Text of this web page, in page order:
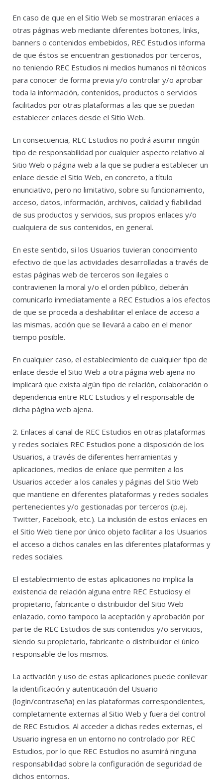
En caso de que en el Sitio Web se mostraran enlaces a
otras páginas web mediante diferentes botones, links,
banners o contenidos embebidos, REC Estudios informa
de que éstos se encuentran gestionados por terceros,
no teniendo REC Estudios ni medios humanos ni técnicos
para conocer de forma previa y/o controlar y/o aprobar
toda la información, contenidos, productos o servicios
facilitados por otras plataformas a las que se puedan
establecer enlaces desde el Sitio Web.
En consecuencia, REC Estudios no podrá asumir ningún
tipo de responsabilidad por cualquier aspecto relativo al
Sitio Web o página web a la que se pudiera establecer un
enlace desde el Sitio Web, en concreto, a título
enunciativo, pero no limitativo, sobre su funcionamiento,
acceso, datos, información, archivos, calidad y fiabilidad
de sus productos y servicios, sus propios enlaces y/o
cualquiera de sus contenidos, en general.
En este sentido, si los Usuarios tuvieran conocimiento
efectivo de que las actividades desarrolladas a través de
estas páginas web de terceros son ilegales o
contravienen la moral y/o el orden público, deberán
comunicarlo inmediatamente a REC Estudios a los efectos
de que se proceda a deshabilitar el enlace de acceso a
las mismas, acción que se llevará a cabo en el menor
tiempo posible.
En cualquier caso, el establecimiento de cualquier tipo de
enlace desde el Sitio Web a otra página web ajena no
implicará que exista algún tipo de relación, colaboración o
dependencia entre REC Estudios y el responsable de
dicha página web ajena.
2. Enlaces al canal de REC Estudios en otras plataformas
y redes sociales REC Estudios pone a disposición de los
Usuarios, a través de diferentes herramientas y
aplicaciones, medios de enlace que permiten a los
Usuarios acceder a los canales y páginas del Sitio Web
que mantiene en diferentes plataformas y redes sociales
pertenecientes y/o gestionadas por terceros (p.ej.
Twitter, Facebook, etc.). La inclusión de estos enlaces en
el Sitio Web tiene por único objeto facilitar a los Usuarios
el acceso a dichos canales en las diferentes plataformas y
redes sociales.
El establecimiento de estas aplicaciones no implica la
existencia de relación alguna entre REC Estudiosy el
propietario, fabricante o distribuidor del Sitio Web
enlazado, como tampoco la aceptación y aprobación por
parte de REC Estudios de sus contenidos y/o servicios,
siendo su propietario, fabricante o distribuidor el único
responsable de los mismos.
La activación y uso de estas aplicaciones puede conllevar
la identificación y autenticación del Usuario
(login/contraseña) en las plataformas correspondientes,
completamente externas al Sitio Web y fuera del control
de REC Estudios. Al acceder a dichas redes externas, el
Usuario ingresa en un entorno no controlado por REC
Estudios, por lo que REC Estudios no asumirá ninguna
responsabilidad sobre la configuración de seguridad de
dichos entornos.